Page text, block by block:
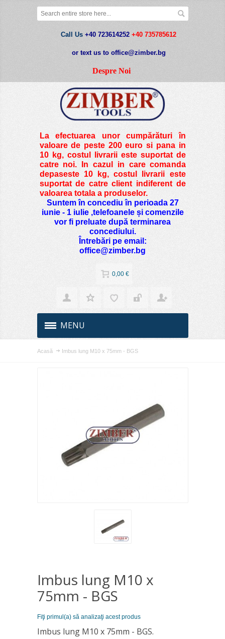
Call Us +40 723614252 +40 735785612
or text us to office@zimber.bg
Despre Noi
La efectuarea unor cumpărături în
valoare de peste200 euro si pana in
10 kg, costul livrarii este suportat de
catre noi. In cazul in care comanda
depaseste 10 kg, costul livrarii este
suportat de catre client indiferent de
valoarea totala a produselor.
Suntem în concediu în perioada 27
iunie - 1 iulie ,telefoanele și comenzile
vor fi preluate după terminarea
concediului.
Întrebări pe email:
office@zimber.bg
0,00 €
MENU
Acasă Imbus lung M10 x 75mm - BGS
Imbus lung M10 x
75mm - BGS
Fiţi primul(a) să analizaţi acest produs
Imbus lung M10 x 75mm - BGS.